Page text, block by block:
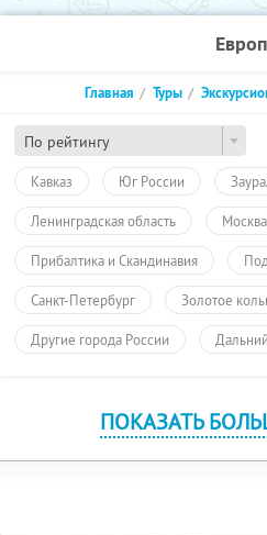
По рейтингу
Главная Туры
Кавказ Юг России
Ленинградская область Москва
Прибалтика и Скандинавия
Санкт-Петербург Золотое
Другие города России
ПОКАЗАТЬ